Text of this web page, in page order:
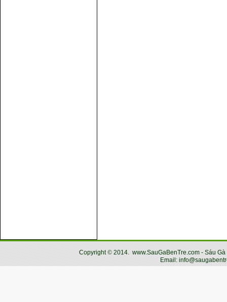
Copyright© 2014. www.SauGaBenTre.com - Sáu
Email: